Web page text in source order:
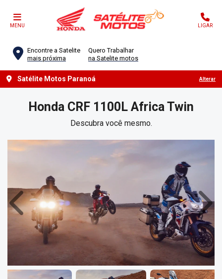
MENU LIGAR
Encontre a Satelite
mais próxima
Quero Trabalhar
na Satelite motos
Satélite Motos Paranoá Alterar
Honda CRF 1100L Africa Twin
Descubra você mesmo.
Anterior